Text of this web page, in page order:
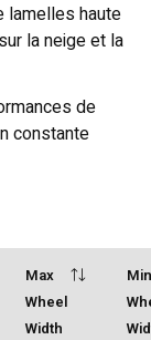
lamelles haute
la neige et la
de
constante
Max
Wheel
Width